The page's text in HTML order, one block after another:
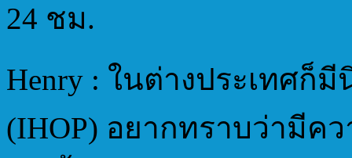
24 ชม.
Henry : ในต่างประเทศก็
(IHOP) อยากทราบว่ามีค